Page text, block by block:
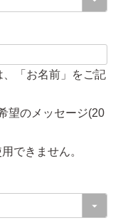
、「お名前」をご記
望のメッセージ(20
できません。